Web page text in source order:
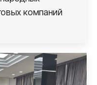
компаний